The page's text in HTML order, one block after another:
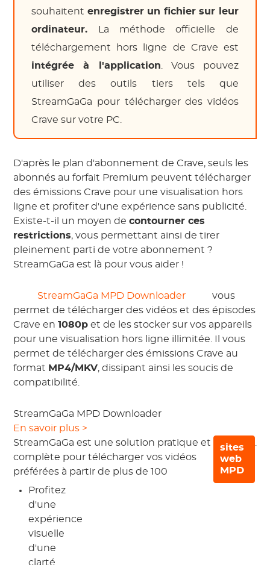
souhaitent enregistrer un fichier sur leur
ordinateur. La méthode officielle de
téléchargement hors ligne de Crave est
intégrée à l'application. Vous pouvez
utiliser des outils tiers tels que
StreamGaGa pour télécharger des vidéos
Crave sur votre PC.
D'après le plan d'abonnement de Crave, seuls les
abonnés au forfait Premium peuvent télécharger
des émissions Crave pour une visualisation hors
ligne et profiter d'une expérience sans publicité.
Existe-t-il un moyen decontourner ces
restrictions, vous permettant ainsi de tirer
pleinement parti de votre abonnement ?
StreamGaGa est là pour vous aider !
StreamGaGa MPD Downloader
vous
permet de télécharger des vidéos et des épisodes
Crave en1080p et de les stocker sur vos appareils
pour une visualisation hors ligne illimitée. Il vous
permet de télécharger des émissions Crave au
format MP4/MKV, dissipant ainsi les soucis de
compatibilité.
StreamGaGa MPD Downloader
En savoir plus >
StreamGaGa est une solution pratique et
complète pour télécharger vos vidéos
préférées à partir de plus de 100
sites
web
MPD
.
Profitez
d'une
expérience
visuelle
d'une
clarté